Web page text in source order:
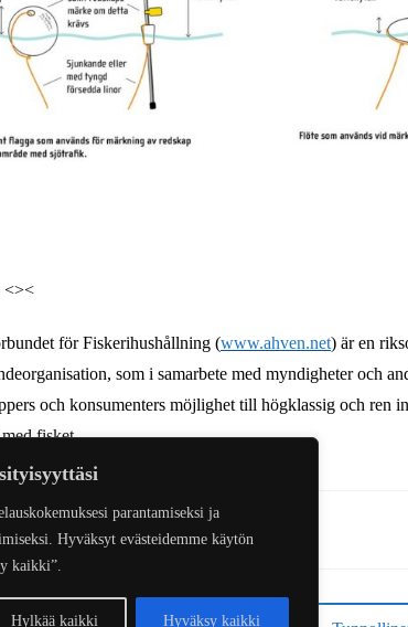
parantamiseksi ja
Hyväksyt evästeidemme käytön
kaikki”.
Hylkää kaikki Hyväksy kaikki
<><
för Fiskerihushållning (www.ahven.net) är en
som i samarbete med myndigheter och
och konsumenters möjlighet till högklassig och ren
fisket.